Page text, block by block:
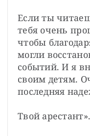
Если ты
тебя очень
чтобы
могли
событий. И я
своим детям.
последняя
Твой арестант».